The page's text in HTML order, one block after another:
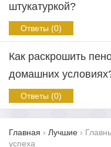
штукатуркой?
Ответы (0)
Как раскрошить
домашних
Ответы (0)
Главная › Лучшие ›
успеха